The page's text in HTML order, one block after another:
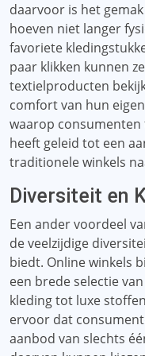
daarvoor is het
hoeven niet langer
favoriete
paar klikken kunnen
textielproducten
comfort van hun
waarop consumenten
heeft geleid tot een
traditionele winkels
Diversiteit en
Een ander voordeel
de veelzijdige
biedt. Online winkels
een brede selectie
kleding tot luxe
ervoor dat
aanbod van slechts